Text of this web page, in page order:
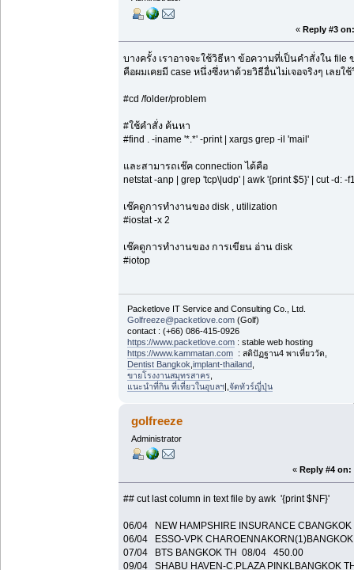
« Reply #3 on:
บางครั้ง เราอาจจะใช้วิธีหา ข้อความที่เป็นคำสั่งใน file
คือผมเคยมี case หนึ่งซึ่งหาด้วยวิธีอื่นไม่เจอจริงๆ เลยใ
#cd /folder/problem
#ใช้คำสั่ง ค้นหา
#find . -iname '*.*' -print | xargs grep -il 'mail'
และสามารถเช๊ค connection ได้คือ
netstat -anp | grep 'tcp\|udp' | awk '{print $5}' | cut -d: -
เช๊คดูการทำงานของ disk , utilization
#iostat -x 2
เช๊คดูการทำงานของ การเขียน อ่าน disk
#iotop
Packetlove IT Service and Consulting Co., Ltd.
Golfreeze@packetlove.com(Golf)
contact : (+66) 086-415-0926
https://www.packetlove.com: stable web hosting
https://www.kammatan.com: สติปัฏฐาน4 พาเที่ยววัด,
Dentist Bangkok implant-thailand,
ขายโรงงานสมุทรสาคร,
แนะนำที่กิน ที่เที่ยวในอุบลฯ|, จัดทัวร์ญี่ปุ่น
golfreeze
Administrator
« Reply #4 on:
## cut last column in text file by awk '{print $NF}'
06/04 NEW HAMPSHIRE INSURANCE
06/04 ESSO-VPK
07/04 BTS BANGKOK TH 08/04 450.00
09/04 SHABU HAVEN-C.PLAZA